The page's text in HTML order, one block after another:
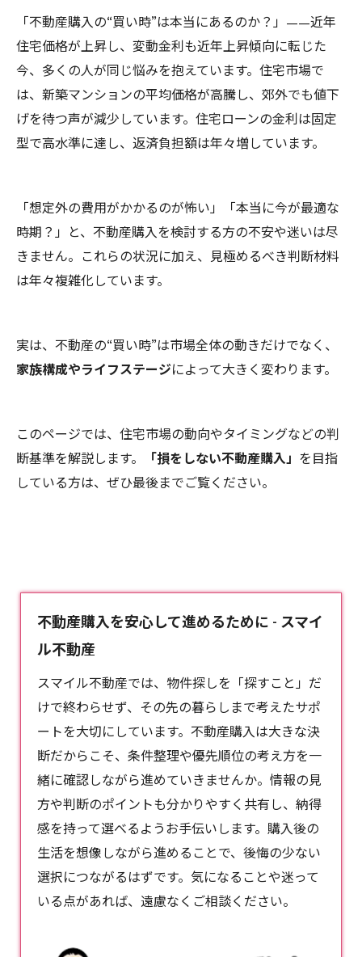
「不動産購入の“買い時”は本当にあるのか？」——近年
住宅価格が上昇し、変動金利も近年上昇傾向に転じた
今、多くの人が同じ悩みを抱えています。住宅市場で
は、新築マンションの平均価格が高騰し、郊外でも値下
げを待つ声が減少しています。住宅ローンの金利は固定
型で高水準に達し、返済負担額は年々増しています。
「想定外の費用がかかるのが怖い」「本当に今が最適な
時期？」と、不動産購入を検討する方の不安や迷いは尽
きません。これらの状況に加え、見極めるべき判断材料
は年々複雑化しています。
実は、不動産の“買い時”は市場全体の動きだけでなく、
家族構成やライフステージによって大きく変わります。
このページでは、住宅市場の動向やタイミングなどの判
断基準を解説します。
「損をしない不動産購入」 を目指
している方は、ぜひ最後までご覧ください。
不動産購入を安心して進めるために - スマイ
ル不動産
スマイル不動産では、物件探しを「探すこと」だ
けで終わらせず、その先の暮らしまで考えたサポ
ートを大切にしています。 不動産購入は大きな決
断だからこそ、条件整理や優先順位の考え方を一
緒に確認しながら進めていきませんか。情報の見
方や判断のポイントも分かりやすく共有し、納得
感を持って選べるようお手伝いします。購入後の
生活を想像しながら進めることで、後悔の少ない
選択につながるはずです。気になることや迷って
いる点があれば、遠慮なくご相談ください。